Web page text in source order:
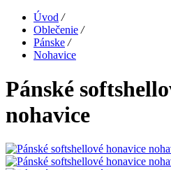
Úvod /
Oblečenie /
Pánske /
Nohavice
Pánské
nohavice